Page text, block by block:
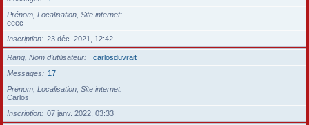
Prénom, Localisation, Site internet
eeec
Inscription
23 déc. 2021, 12:42
Rang, Nom d’utilisateur
carlosduvrait
Messages
17
Prénom, Localisation, Site internet
Carlos
Inscription
07 janv. 2022, 03:33